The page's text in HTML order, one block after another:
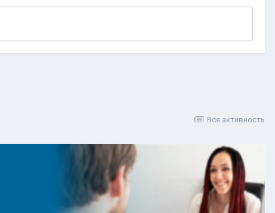
Вся активность